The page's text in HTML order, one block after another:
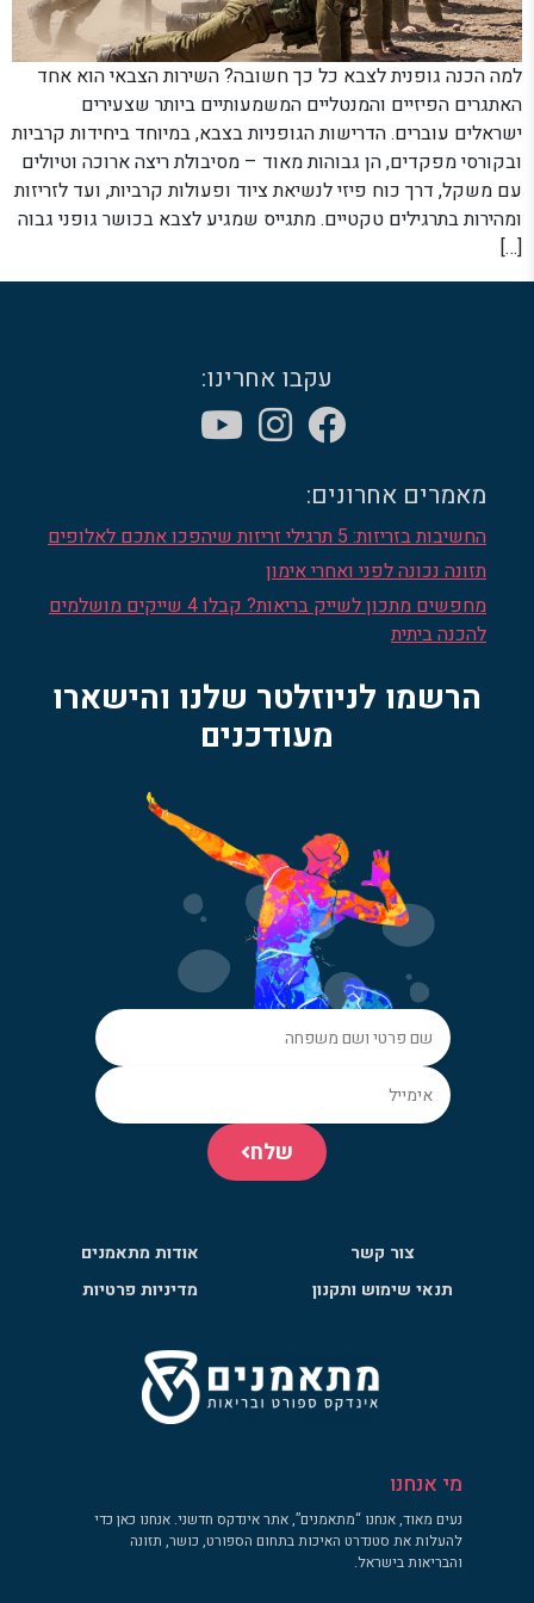
למה הכנה גופנית לצבא כל כך חשובה? השירות הצבאי הוא אחד
האתגרים הפיזיים והמנטליים המשמעותיים ביותר שצעירים
ישראלים עוברים. הדרישות הגופניות בצבא, במיוחד ביחידות קרביות
ובקורסי מפקדים, הן גבוהות מאוד – מסיבולת ריצה ארוכה וטיולים
עם משקל, דרך כוח פיזי לנשיאת ציוד ופעולות קרביות, ועד לזריזות
ומהירות בתרגילים טקטיים. מתגייס שמגיע לצבא בכושר גופני גבוה
[…]
עקבו אחרינו:
מאמרים אחרונים:
החשיבות בזריזות: 5 תרגילי זריזות שיהפכו אתכם לאלופים
תזונה נכונה לפני ואחרי אימון
מחפשים מתכון לשייק בריאות? קבלו 4 שייקים מושלמים
להכנה ביתית
הרשמו לניוזלטר שלנו והישארו
מעודכנים
שלח
צור קשר
אודות מתאמנים
תנאי שימוש ותקנון
מדיניות פרטיות
מי אנחנו
נעים מאוד, אנחנו “מתאמנים”, אתר אינדקס חדשני. אנחנו כאן כדי
להעלות את סטנדרט האיכות בתחום הספורט, כושר, תזונה
והבריאות בישראל.